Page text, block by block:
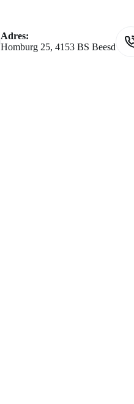
Adres:
Homburg 25, 4153 BS Beesd